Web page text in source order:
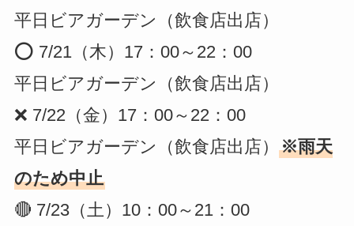
平日ビアガーデン（飲食店出店）
⭕️ 7/21（木）17：00～22：00
平日ビアガーデン（飲食店出店）
❌ 7/22（金）17：00～22：00
平日ビアガーデン（飲食店出店） ※雨天
のため中止
🔴 7/23（土）10：00～21：00